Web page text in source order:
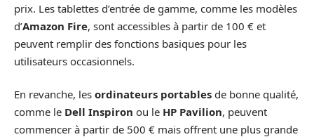
prix. Les tablettes d’entrée de gamme, comme les modèles
d’Amazon Fire, sont accessibles à partir de 100 € et
peuvent remplir des fonctions basiques pour les
utilisateurs occasionnels.
En revanche, les ordinateurs portables de bonne qualité,
comme le Dell Inspiron ou le HP Pavilion, peuvent
commencer à partir de 500 € mais offrent une plus grande